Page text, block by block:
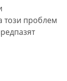
този проблем